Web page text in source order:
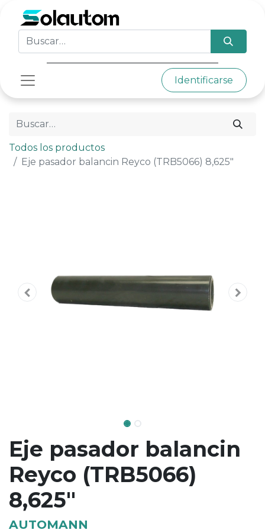
Identificarse
Todos los productos
Eje pasador balancin Reyco (TRB5066) 8,625"
Eje pasador balancin
Reyco (TRB5066)
8,625"
AUTOMANN